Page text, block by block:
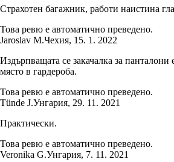
Страхотен багажник, работи наистина
Това ревю е автоматично преведено.
Jaroslav M.Чехия, 15. 1. 2022
Издърпващата се закачалка за панталони
място в гардероба.
Това ревю е автоматично преведено.
Tünde J.Унгария, 29. 11. 2021
Практически.
Това ревю е автоматично преведено.
Veronika G.Унгария, 7. 11. 2021